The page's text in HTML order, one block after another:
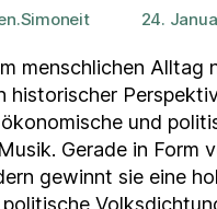
24.
menschlichen Alltag
historischer
und
Gerade in Form
gewinnt sie eine